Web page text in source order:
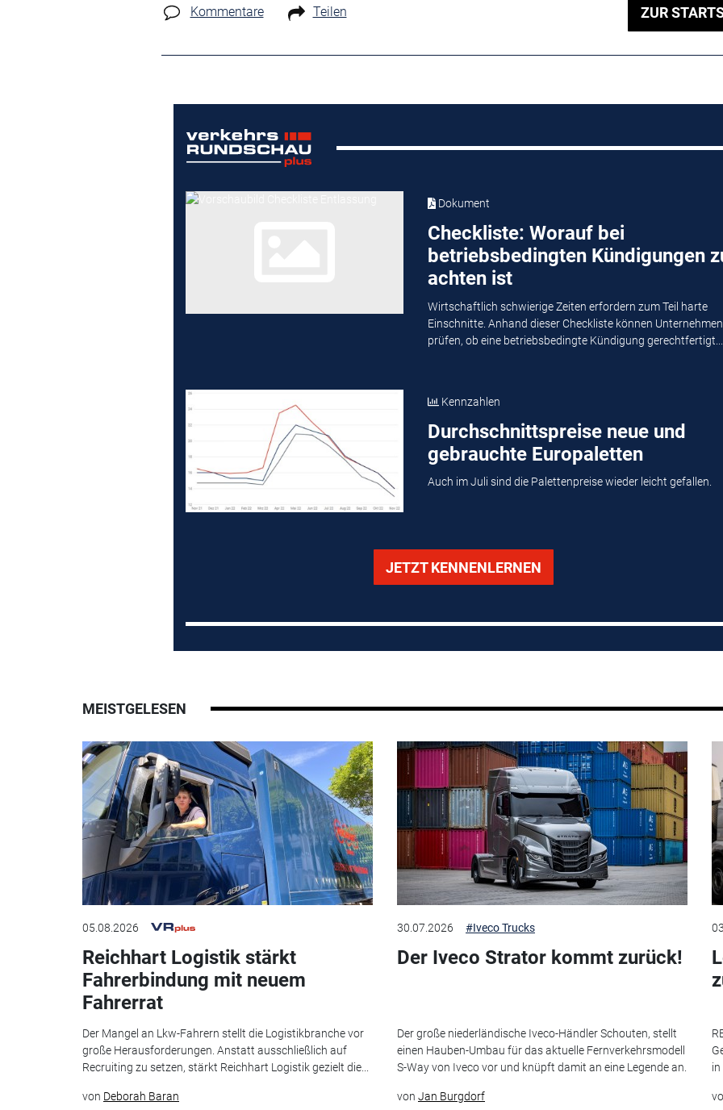
Kommentare Teilen ZUR
Dokument
Checkliste: Worauf bei
betriebsbedingten Kündigungen
achten ist
Wirtschaftlich schwierige Zeiten erfordern zum Teil harte
Einschnitte. Anhand dieser Checkliste können Unternehmen
prüfen, ob eine betriebsbedingte Kündigung gerechtfertigt...
Kennzahlen
Durchschnittspreise neue und
gebrauchte Europaletten
Auch im Juli sind die Palettenpreise wieder leicht gefallen.
JETZT KENNENLERNEN
MEISTGELESEN
05.08.2026
Reichhart Logistik stärkt
Fahrerbindung mit neuem
Fahrerrat
Der Mangel an Lkw-Fahrern stellt die Logistikbranche vor
große Herausforderungen. Anstatt ausschließlich auf
Recruiting zu setzen, stärkt Reichhart Logistik gezielt die...
von Deborah Baran
30.07.2026 #Iveco Trucks
Der Iveco Strator kommt zurück!
Der große niederländische Iveco-Händler Schouten, stellt
einen Hauben-Umbau für das aktuelle Fernverkehrsmodell
S-Way von Iveco vor und knüpft damit an eine Legende an.
von Jan Burgdorf
in